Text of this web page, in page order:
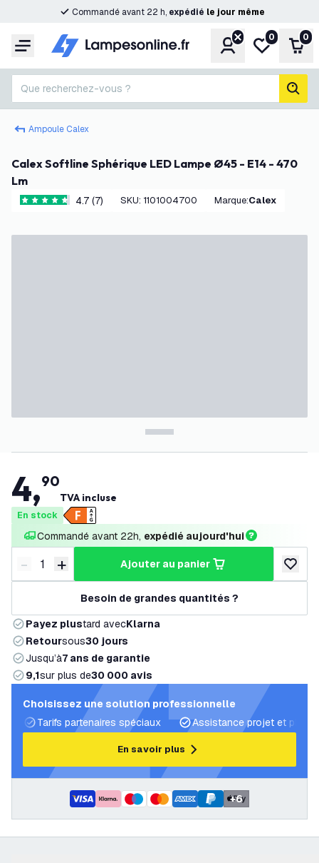
Commandé avant 22 h, expédié le jour même
Menu CompteMa liste de
0 0
Que recherchez-vous ?
Ampoule Calex
Calex Softline Sphérique LED Lampe Ø45 - E14 - 470
Lm
4.7 étoiles de notation
4.7 (7) SKU: 1101004700 Marque: Calex
4,90
TVA incluse
En stock
Commandé avant 22h, expédié aujourd'hui
Diminuer la quantité
- Augmenter la quantité
+ ajouter au panier
Besoin de grandes quantités ?
Payez plustard avecKlarna
Retoursous30 jours
Jusqu’à7 ans de garantie
9,1sur plus de30 000 avis
Choisissez une solution professionnelle
Tarifs partenaires spéciaux
Assistance projet et plans
En savoir plus
+6